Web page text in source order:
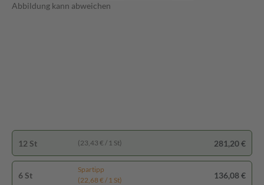
Abbildung kann abweichen
12 St (23,43 € / 1 St) 281,20 €
6 St
Spartipp
(22,68 € / 1 St)
136,08 €